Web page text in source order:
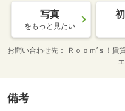
写真
をもっと見たい
お問い合わせ先
Ｒｏｏｍ’ｓ！
備考